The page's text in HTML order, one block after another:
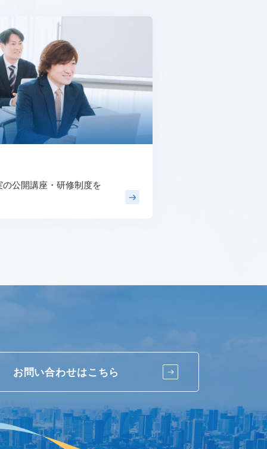
の公開講座・研修制度を
お問い合わせはこちら